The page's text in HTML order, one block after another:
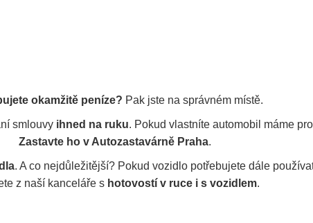
okamžitě peníze? Pak jste na správném místě.
smlouvy ihned na ruku. Pokud vlastníte automobil máme
Zastavte ho v Autozastavárně Praha.
. A co nejdůležitější? Pokud vozidlo potřebujete dále
z naší kanceláře s hotovostí v ruce i s vozidlem.